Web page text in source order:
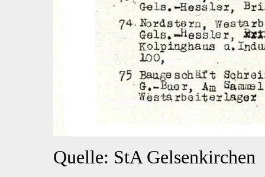
Quelle: StA Gelsenkirchen